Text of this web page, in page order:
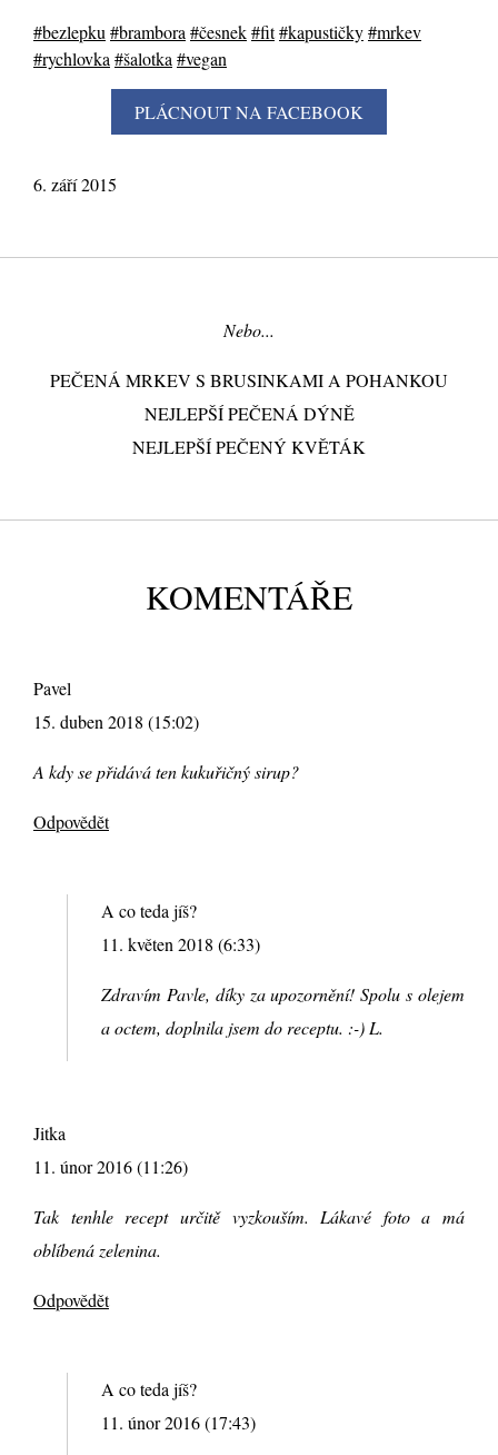
#bezlepku #brambora #česnek#fit#kapustičky#mrkev
#rychlovka #šalotka #vegan
6. září 2015
Nebo...
PEČENÁ MRKEV S BRUSINKAMI A POHANKOU
NEJLEPŠÍ PEČENÁ DÝNĚ
NEJLEPŠÍ PEČENÝ KVĚTÁK
KOMENTÁŘE
Pavel
15. duben 2018 (15:02)
A kdy se přidává ten kukuřičný sirup?
Odpovědět
A co teda jíš?
11. květen 2018 (6:33)
Zdravím Pavle, díky za upozornění! Spolu s olejem
a octem, doplnila jsem do receptu. :-) L.
Jitka
11. únor 2016 (11:26)
Tak tenhle recept určitě vyzkouším. Lákavé foto a má
oblíbená zelenina.
Odpovědět
A co teda jíš?
11. únor 2016 (17:43)